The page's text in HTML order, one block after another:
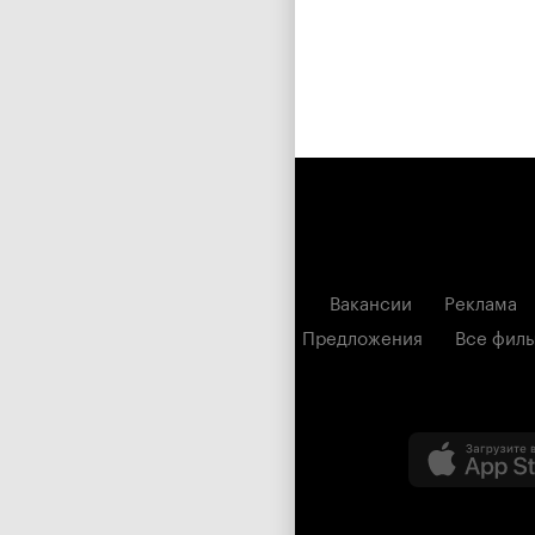
Вакансии Реклама
Предложения
Все